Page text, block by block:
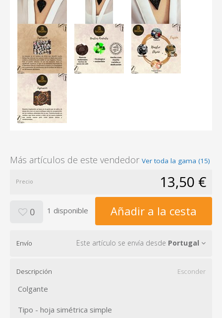
Más artículos de este vendedor Ver toda la gama (15)
Precio 13,50 €
0 1 disponible Añadir a la cesta
Envío Este artículo se envía desde Portugal
Descripción Esconder
Colgante
Tipo - hoja simétrica simple